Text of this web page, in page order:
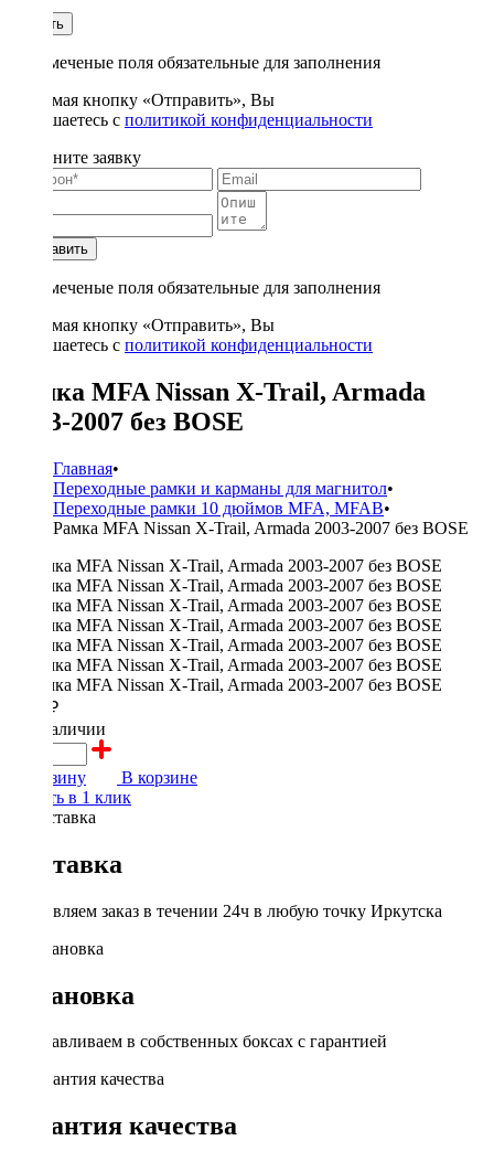
Купить
* - отмеченые поля обязательные для заполнения
Нажимая кнопку «Отправить», Вы
соглашаетесь с политикой конфиденциальности
Заполните заявку
Отправить
* - отмеченые поля обязательные для заполнения
Нажимая кнопку «Отправить», Вы
соглашаетесь с политикой конфиденциальности
Рамка MFA Nissan X-Trail, Armada
2003-2007 без BOSE
Главная•
Переходные рамки и карманы для магнитол•
Переходные рамки 10 дюймов MFA, MFAB•
Рамка MFA Nissan X-Trail, Armada 2003-2007 без BOSE
2000 ₽
в наличии
В корзину
В корзине
Купить в 1 клик
Доставка
Доставляем заказ в течении 24ч в любую точку Иркутска
Установка
Устанавливаем в собственных боксах с гарантией
Гарантия качества